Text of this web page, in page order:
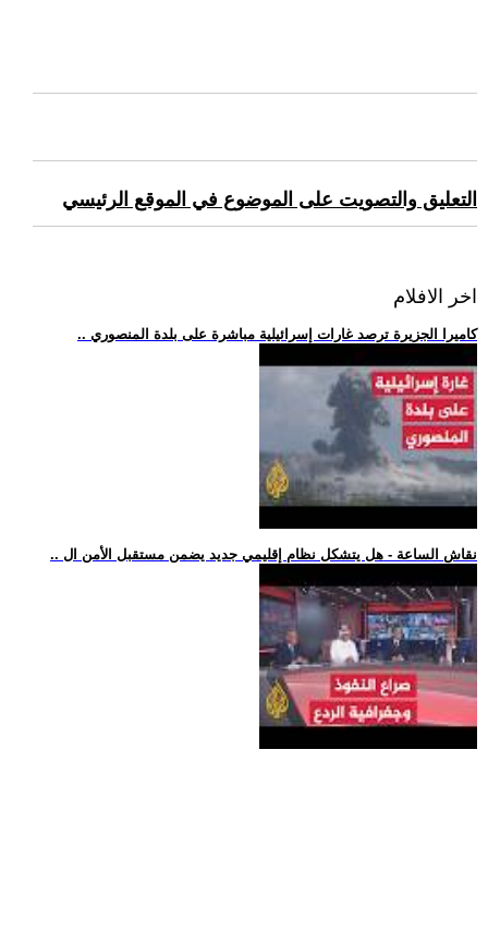
التعليق والتصويت على الموضوع في الموقع الرئيسي
اخر الافلام
.. كاميرا الجزيرة ترصد غارات إسرائيلية مباشرة على بلدة المنصوري
.. نقاش الساعة - هل يتشكل نظام إقليمي جديد يضمن مستقبل الأمن ال